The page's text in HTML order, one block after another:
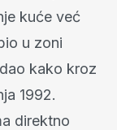
kuće već
u zoni
kako kroz
1992.
direktno